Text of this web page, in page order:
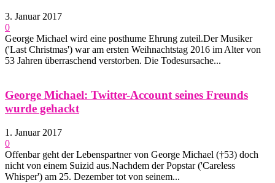
3. Januar 2017
0
George Michael wird eine posthume Ehrung zuteil.Der Musiker
('Last Christmas') war am ersten Weihnachtstag 2016 im Alter von
53 Jahren überraschend verstorben. Die Todesursache...
George Michael: Twitter-Account seines Freunds
wurde gehackt
1. Januar 2017
0
Offenbar geht der Lebenspartner von George Michael (†53) doch
nicht von einem Suizid aus.Nachdem der Popstar ('Careless
Whisper') am 25. Dezember tot von seinem...